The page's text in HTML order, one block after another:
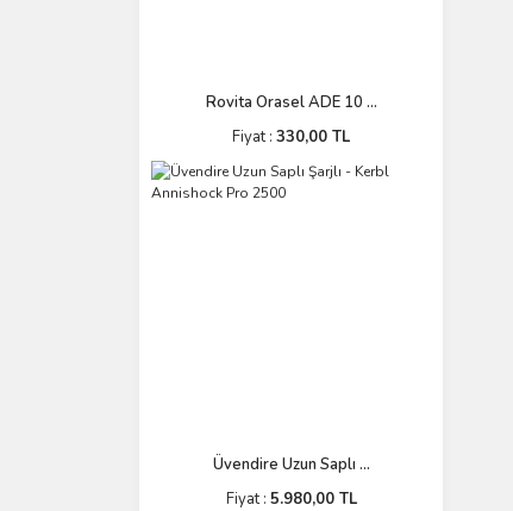
Rovita Orasel ADE 10 ...
Fiyat : 330,00 TL
Üvendire Uzun Saplı ...
Fiyat : 5.980,00 TL